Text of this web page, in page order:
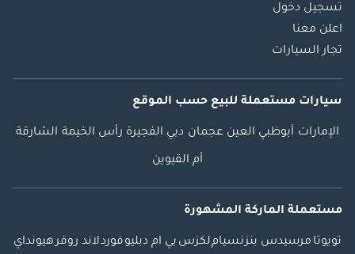
تسجيل دخول
اعلن معنا
تجار السيارات
سيارات مستعملة للبيع حسب الموقع
الإمارات أبوظبي العين عجمان دبي الفجيرة رأس الخيمة الشارقة
أم القيوين
مستعملة الماركة المشهورة
تويوتا مرسيدس بنزنسياملكزس بي ام دبليوفوردلاند روفرهيونداي